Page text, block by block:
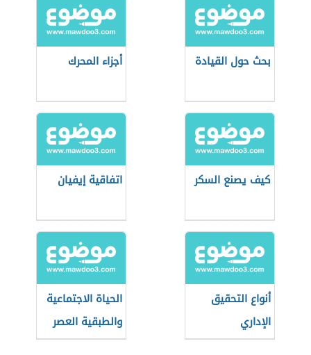
الطبيعية
بحث حول القيادة أجزاء المحرك
كيف يصنع السكر اتفاقية إيفيان
أنواع التحقيق
الإداري
الحياة الاجتماعية
والطبقية العصر
الحديث